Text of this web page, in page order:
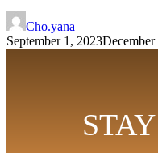
Cho.yana
September 1, 2023